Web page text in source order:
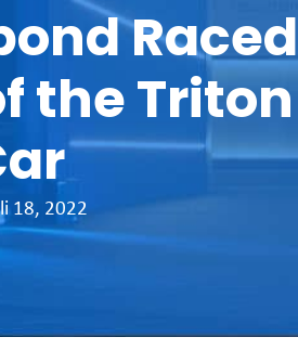
the
18, 2022